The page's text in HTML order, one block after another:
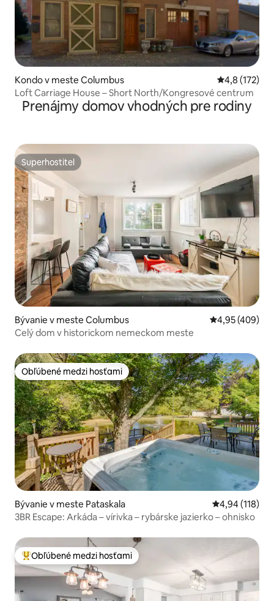
Kondo v meste Columbus Priemerné
4,8 (172)
Loft Carriage House – Short North/Kongresové centrum
Prenájmy domov vhodných pre rodiny
Superhostiteľ
Superhostiteľ
Bývanie v meste Columbus Priemerné
4,95 (409)
Celý dom v historickom nemeckom meste
Obľúbené medzi hosťami
Obľúbené medzi hosťami
Bývanie v meste Pataskala Priemerné
4,94 (118)
3BR Escape: Arkáda – vírivka – rybárske jazierko – ohnisko
Najobľúbenejšie medzi hosťami
Obľúbené medzi hosťami